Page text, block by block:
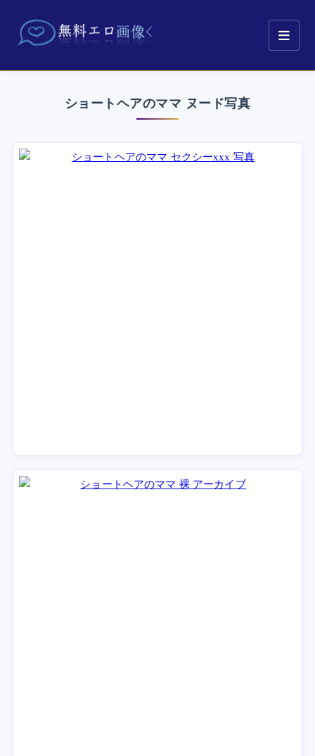
ショートヘアのママ ヌード写真